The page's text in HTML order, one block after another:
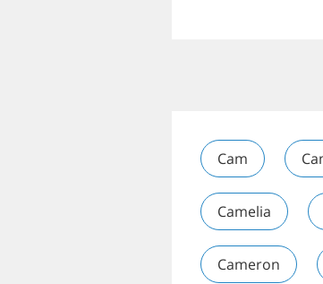
Cam
Camelia
Cameron